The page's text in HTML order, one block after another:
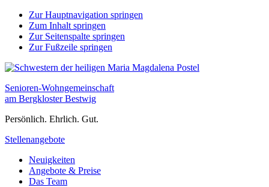
Zur Hauptnavigation springen
Zum Inhalt springen
Zur Seitenspalte springen
Zur Fußzeile springen
Senioren-Wohngemeinschaft
am Bergkloster Bestwig
Persönlich. Ehrlich. Gut.
Stellenangebote
Neuigkeiten
Angebote & Preise
Das Team